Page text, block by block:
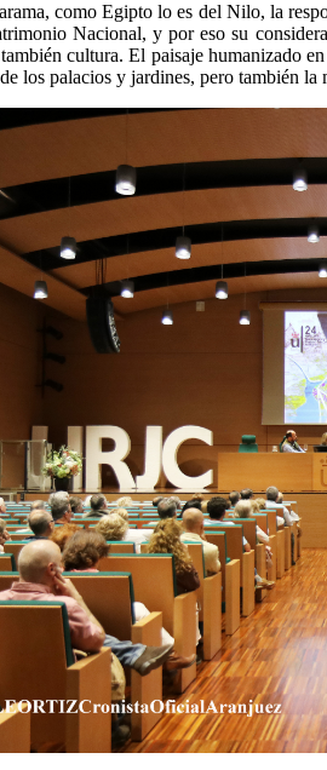
como Egipto lo es del Nilo, la
Nacional, y por eso su
cultura. El paisaje humanizado
los palacios y jardines, pero también